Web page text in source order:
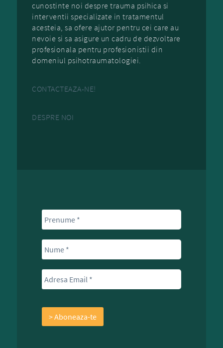
cunostinte noi despre trauma psihica si
interventii specializate in tratamentul
acesteia, sa ofere ajutor pentru cei care au
nevoie si sa asigure un cadru de dezvoltare
profesionala pentru profesionistii din
domeniul psihotraumatologiei.
CONTACTEAZA-NE!
DESPRE NOI